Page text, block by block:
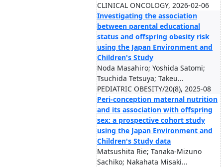
CLINICAL ONCOLOGY, 2026-02-06
Investigating the association
between parental educational
status and offspring obesity risk
using the Japan Environment and
Children's Study
Noda Masahiro; Yoshida Satomi;
Tsuchida Tetsuya; Takeu...
PEDIATRIC OBESITY/20(8), 2025-08
Peri-conception maternal nutrition
and its association with offspring
sex: a prospective cohort study
using the Japan Environment and
Children's Study data
Matsushita Rie; Tanaka-Mizuno
Sachiko; Nakahata Misaki...